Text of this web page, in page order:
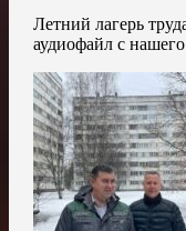
Летний лагерь
аудиофайл с